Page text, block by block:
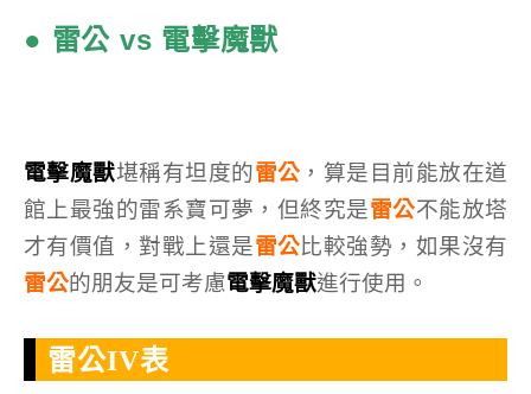
● 雷公 vs 電擊魔獸
電擊魔獸堪稱有坦度的雷公 ，算是目前能放在道
館上最強的雷系寶可夢，但終究是雷公不能放塔
才有價值，對戰上還是雷公比較強勢，如果沒有
雷公的朋友是可考慮電擊魔獸進行使用。
雷公IV表